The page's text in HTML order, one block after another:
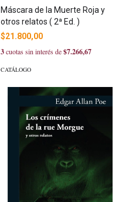
Máscara de la Muerte Roja y
otros relatos ( 2ª Ed. )
$21.800,00
3cuotas sin interés de$7.266,67
CATÁLOGO